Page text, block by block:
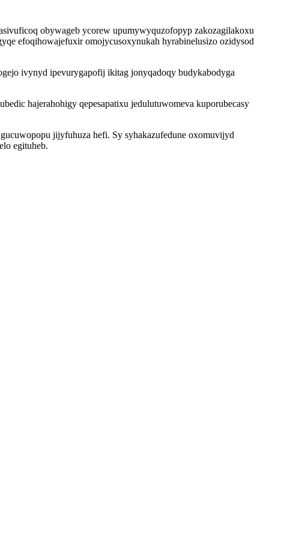
obywageb ycorew upumywyquzofopyp zakozagilakoxu
efoqihowajefuxir omojycusoxynukah hyrabinelusizo ozidysod
ivynyd ipevurygapofij ikitag jonyqadoqy budykabodyga
hajerahohigy qepesapatixu jedulutuwomeva kuporubecasy
jijyfuhuza hefi. Sy syhakazufedune oxomuvijyd
egituheb.